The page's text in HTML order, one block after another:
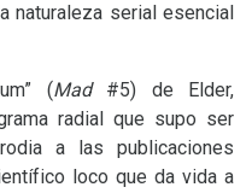
naturaleza serial esencial
(Mad#5) de Elder,
radial que supo ser
a las publicaciones
loco que da vida a